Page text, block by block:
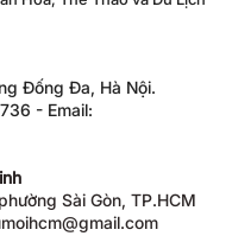
Đống Đa, Hà Nội.
- Email:
Sài Gòn, TP.HCM